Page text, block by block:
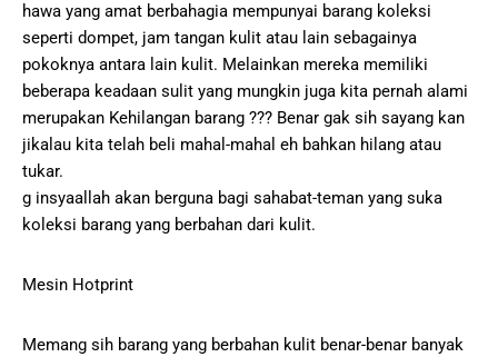
hawa yang amat berbahagia mempunyai barang koleksi
seperti dompet, jam tangan kulit atau lain sebagainya
pokoknya antara lain kulit. Melainkan mereka memiliki
beberapa keadaan sulit yang mungkin juga kita pernah alami
merupakan Kehilangan barang ??? Benar gak sih sayang kan
jikalau kita telah beli mahal-mahal eh bahkan hilang atau
tukar.
g insyaallah akan berguna bagi sahabat-teman yang suka
koleksi barang yang berbahan dari kulit.
Mesin Hotprint
Memang sih barang yang berbahan kulit benar-benar banyak